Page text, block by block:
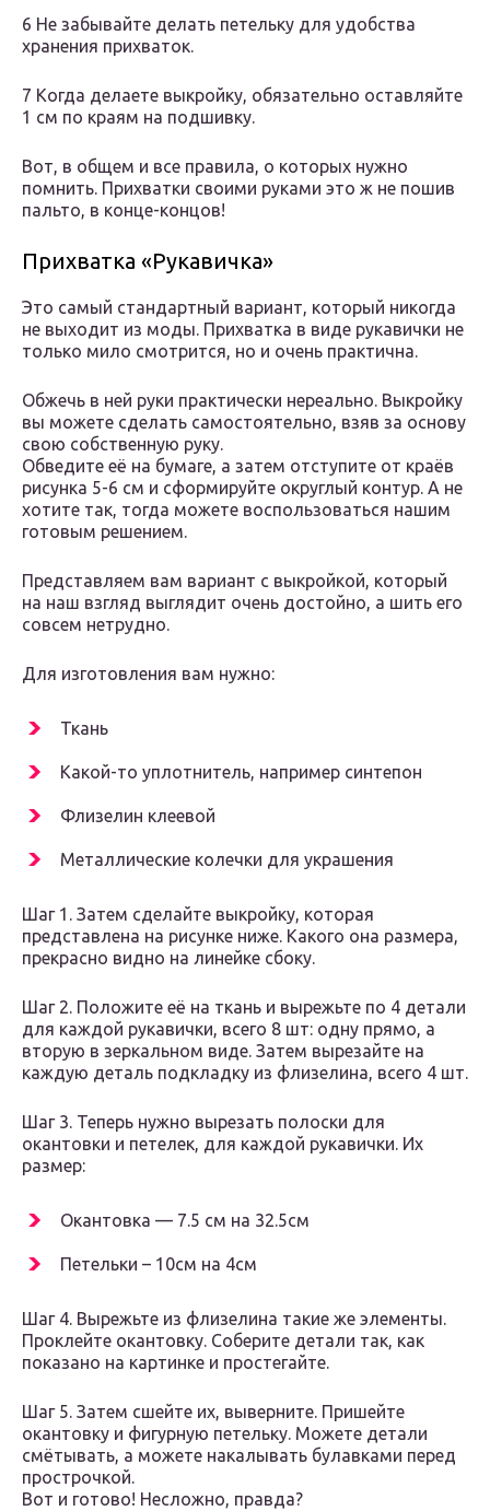
6 Не забывайте делать петельку для удобства
хранения прихваток.
7 Когда делаете выкройку, обязательно оставляйте
1 см по краям на подшивку.
Вот, в общем и все правила, о которых нужно
помнить. Прихватки своими руками это ж не пошив
пальто, в конце-концов!
Прихватка «Рукавичка»
Это самый стандартный вариант, который никогда
не выходит из моды. Прихватка в виде рукавички не
только мило смотрится, но и очень практична.
Обжечь в ней руки практически нереально. Выкройку
вы можете сделать самостоятельно, взяв за основу
свою собственную руку.
Обведите её на бумаге, а затем отступите от краёв
рисунка 5-6 см и сформируйте округлый контур. А не
хотите так, тогда можете воспользоваться нашим
готовым решением.
Представляем вам вариант с выкройкой, который
на наш взгляд выглядит очень достойно, а шить его
совсем нетрудно.
Для изготовления вам нужно:
Ткань
Какой-то уплотнитель, например синтепон
Флизелин клеевой
Металлические колечки для украшения
Шаг 1. Затем сделайте выкройку, которая
представлена на рисунке ниже. Какого она размера,
прекрасно видно на линейке сбоку.
Шаг 2. Положите её на ткань и вырежьте по 4 детали
для каждой рукавички, всего 8 шт: одну прямо, а
вторую в зеркальном виде. Затем вырезайте на
каждую деталь подкладку из флизелина, всего 4 шт.
Шаг 3. Теперь нужно вырезать полоски для
окантовки и петелек, для каждой рукавички. Их
размер:
Окантовка — 7.5 см на 32.5см
Петельки – 10см на 4см
Шаг 4. Вырежьте из флизелина такие же элементы.
Проклейте окантовку. Соберите детали так, как
показано на картинке и простегайте.
Шаг 5. Затем сшейте их, выверните. Пришейте
окантовку и фигурную петельку. Можете детали
смётывать, а можете накалывать булавками перед
прострочкой.
Вот и готово! Несложно, правда?